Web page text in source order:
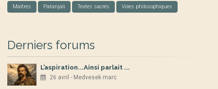
Maîtres Patanjali Textes sacrés Voies philosophiques
Derniers forums
L’aspiration...Ainsi parlait ...
26 avril - Medvesek marc